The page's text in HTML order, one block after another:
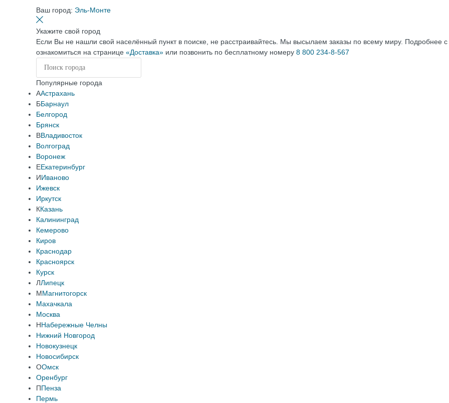
Ваш город: Эль-Монте
Укажите свой город
Если Вы не нашли свой населённый пункт в поиске, не расстраивайтесь. Мы высылаем заказы по всему миру. Подробнее
ознакомиться на странице «Доставка» или позвонить по бесплатному номеру 8 800 234-8-567
Популярные города
ААстрахань
ББарнаул
Белгород
Брянск
ВВладивосток
Волгоград
Воронеж
ЕЕкатеринбург
ИИваново
Ижевск
Иркутск
ККазань
Калининград
Кемерово
Киров
Краснодар
Красноярск
Курск
ЛЛипецк
ММагнитогорск
Махачкала
Москва
ННабережные Челны
Нижний Новгород
Новокузнецк
Новосибирск
ООмск
Оренбург
ППенза
Пермь